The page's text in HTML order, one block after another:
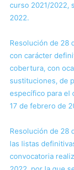
curso 2021/2022,
2022.
Resolución de 28
con carácter
cobertura, con
sustituciones, de
específico para el
17 de febrero de
Resolución de 28
las listas
convocatoria